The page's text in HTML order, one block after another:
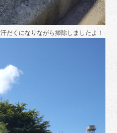
だくになりながら掃除しましたよ！